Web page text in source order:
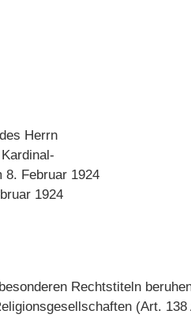
Herrn
8. Februar 1924
1924
Rechtstiteln
(Art. 138